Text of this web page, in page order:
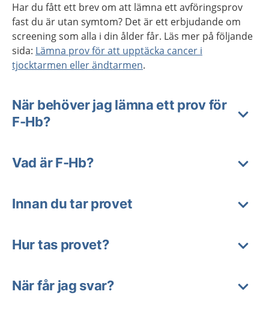
Har du fått ett brev om att lämna ett avföringsprov
fast du är utan symtom? Det är ett erbjudande om
screening som alla i din ålder får. Läs mer på följande
sida: Lämna prov för att upptäcka cancer i
tjocktarmen eller ändtarmen.
När behöver jag lämna ett prov för
F-Hb?
Vad är F-Hb?
Innan du tar provet
Hur tas provet?
När får jag svar?